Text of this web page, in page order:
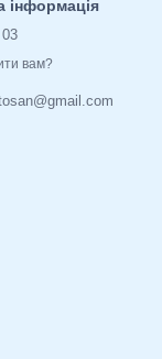
інформація
вам?